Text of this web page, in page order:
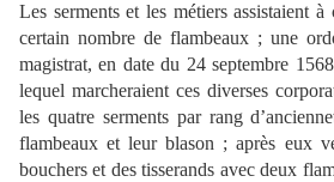
Les serments et les métiers assistaient à
certain nombre de flambeaux ; une
magistrat, en date du 24 septembre
lequel marcheraient ces diverses
les quatre serments par rang
flambeaux et leur blason ; après eux
bouchers et des tisserands avec deux